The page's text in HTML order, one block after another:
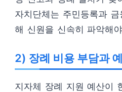
자치단체는 주민등록과
해 신원을 신속히 파악해
2) 장례 비용 부담과
지자체 장례 지원 예산이